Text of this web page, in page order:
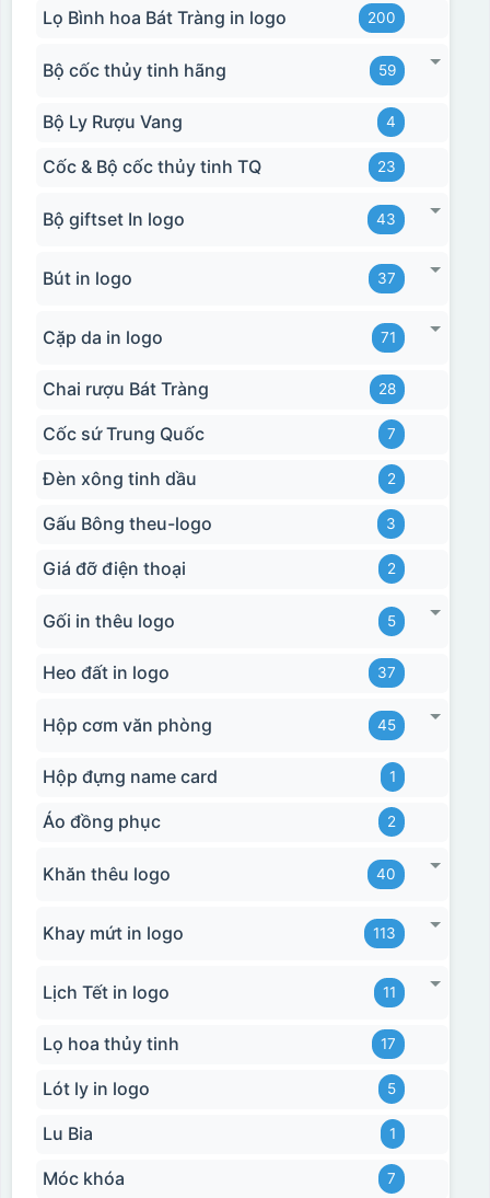
Lọ Bình hoa Bát Tràng in logo 200
Bộ cốc thủy tinh hãng 59
Bộ Ly Rượu Vang 4
Cốc & Bộ cốc thủy tinh TQ 23
Bộ giftset In logo 43
Bút in logo 37
Cặp da in logo 71
Chai rượu Bát Tràng 28
Cốc sứ Trung Quốc 7
Đèn xông tinh dầu 2
Gấu Bông theu-logo 3
Giá đỡ điện thoại 2
Gối in thêu logo 5
Heo đất in logo 37
Hộp cơm văn phòng 45
Hộp đựng name card 1
Áo đồng phục 2
Khăn thêu logo 40
Khay mứt in logo 113
Lịch Tết in logo 11
Lọ hoa thủy tinh 17
Lót ly in logo 5
Lu Bia 1
Móc khóa 7